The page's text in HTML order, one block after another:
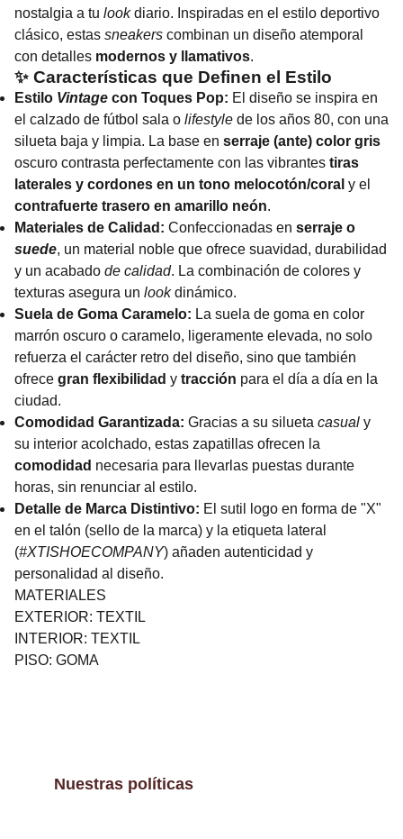
nostalgia a tu lookdiario. Inspiradas en el estilo deportivo
clásico, estas sneakers combinan un diseño atemporal
con detalles modernos y llamativos.
✨ Características que Definen el Estilo
Estilo Vintage con Toques Pop: El diseño se inspira en
el calzado de fútbol sala o lifestyle de los años 80, con una
silueta baja y limpia. La base en serraje (ante) color gris
oscuro contrasta perfectamente con las vibrantes tiras
laterales y cordones en un tono melocotón/coral y el
contrafuerte trasero en amarillo neón.
Materiales de Calidad: Confeccionadas en serraje o
suede, un material noble que ofrece suavidad, durabilidad
y un acabado de calidad. La combinación de colores y
texturas asegura un lookdinámico.
Suela de Goma Caramelo: La suela de goma en color
marrón oscuro o caramelo, ligeramente elevada, no solo
refuerza el carácter retro del diseño, sino que también
ofrece gran flexibilidad y tracción para el día a día en la
ciudad.
Comodidad Garantizada: Gracias a su silueta casual y
su interior acolchado, estas zapatillas ofrecen la
comodidad necesaria para llevarlas puestas durante
horas, sin renunciar al estilo.
Detalle de Marca Distintivo: El sutil logo en forma de "X"
en el talón (sello de la marca) y la etiqueta lateral
(#XTISHOECOMPANY) añaden autenticidad y
personalidad al diseño.
MATERIALES
EXTERIOR: TEXTIL
INTERIOR: TEXTIL
PISO: GOMA
Nuestras políticas